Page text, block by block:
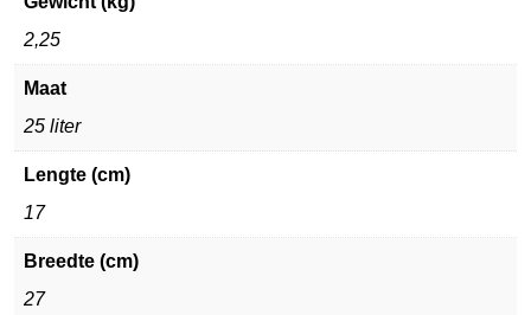
2,25
Maat
25 liter
Lengte (cm)
17
Breedte (cm)
27